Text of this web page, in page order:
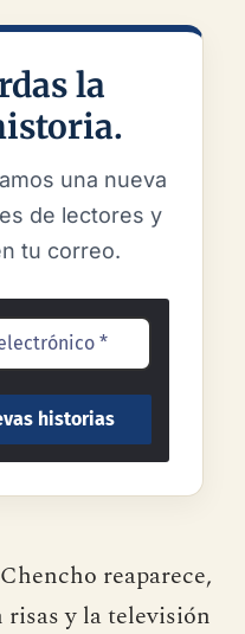
la
una nueva
de lectores y
tu correo.
reaparece,
risas y la televisión